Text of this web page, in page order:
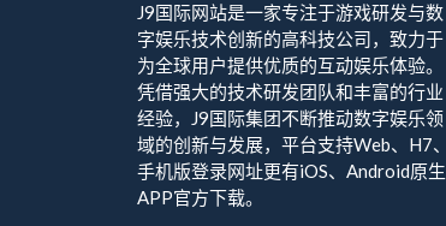
J9国际网站是一家专注于游戏研发与数
字娱乐技术创新的高科技公司，致力于
为全球用户提供优质的互动娱乐体验。
凭借强大的技术研发团队和丰富的行业
经验，J9国际集团不断推动数字娱乐领
域的创新与发展，平台支持Web、H7、
手机版登录网址更有iOS、Android原生
APP官方下载。